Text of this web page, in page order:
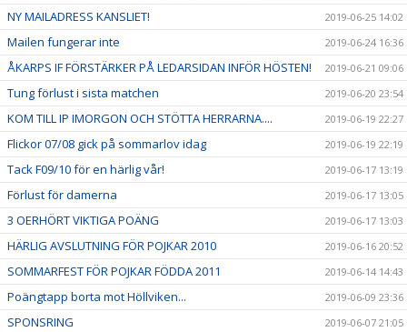
NY MAILADRESS KANSLIET! 2019-06-25 14:02
Mailen fungerar inte 2019-06-24 16:36
ÅKARPS IF FÖRSTÄRKER PÅ LEDARSIDAN INFÖR HÖSTEN! 2019-06-21 09:06
Tung förlust i sista matchen 2019-06-20 23:54
KOM TILL IP IMORGON OCH STÖTTA HERRARNA.... 2019-06-19 22:27
Flickor 07/08 gick på sommarlov idag 2019-06-19 22:19
Tack F09/10 för en härlig vår! 2019-06-17 13:19
Förlust för damerna 2019-06-17 13:05
3 OERHÖRT VIKTIGA POÄNG 2019-06-17 13:03
HÄRLIG AVSLUTNING FÖR POJKAR 2010 2019-06-16 20:52
SOMMARFEST FÖR POJKAR FÖDDA 2011 2019-06-14 14:43
Poängtapp borta mot Höllviken... 2019-06-09 23:36
SPONSRING 2019-06-07 21:05